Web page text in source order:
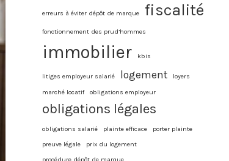
erreurs à éviter dépôt de marque fiscalité
fonctionnement des prud’hommes
immobilier kbis
litiges employeur salarié logement
loyers
marché locatif
obligations employeur
obligations légales
obligations salarié plainte efficace
porter plainte
preuve légale
prix du logement